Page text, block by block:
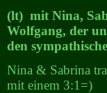
(lt) mit Nina,
Wolfgang, der
den
Nina & Sabrina
mit einem 3:1=)